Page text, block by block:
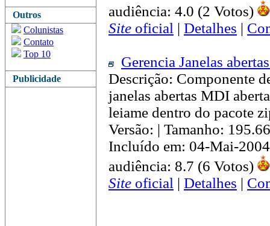
Outros
Colunistas
Contato
Top 10
Publicidade
audiência: 4.0 (2 Votos)
Site oficial | Detalhes |
Gerencia Janelas
Descrição: Componente
janelas abertas MDI
leiame dentro do pacote
Versão: | Tamanho:
Incluído em: 04-Mai-
audiência: 8.7 (6 Votos)
Site oficial | Detalhes |